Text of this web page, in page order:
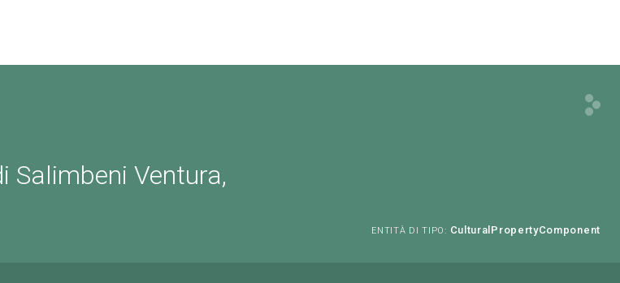
Ventura,
ENTITÀ DI TIPO: CulturalPropertyComponent